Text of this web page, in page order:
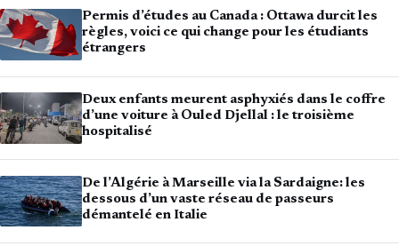
Permis d’études au Canada : Ottawa durcit les
règles, voici ce qui change pour les étudiants
étrangers
Deux enfants meurent asphyxiés dans le coffre
d’une voiture à Ouled Djellal : le troisième
hospitalisé
De l’Algérie à Marseille via la Sardaigne: les
dessous d’un vaste réseau de passeurs
démantelé en Italie